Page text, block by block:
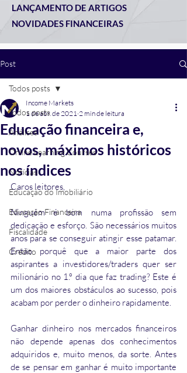
LANÇAMENTO DE ARTIGOS
NOVIDADES FINANCEIRAS
Post
Todos posts
Análises
Online Learning Courses
Notícias
Educação do Imobiliário
Educação Financeira
Fiscalidade
Crédito
Todos posts
Educação financeira e,
novos, máximos históricos
nos índices
Income Markets
1 de abr. de 2021 2 min de leitura
Caros leitores,
Ninguém é bom numa profissão sem
dedicação e esforço. São necessários muitos
anos para se conseguir atingir esse patamar.
Então porquê que a maior parte dos
aspirantes a investidores/traders quer ser
milionário no 1.º dia que faz trading? Este é
um dos maiores obstáculos ao sucesso, pois
acabam por perder o dinheiro rapidamente.
Ganhar dinheiro nos mercados financeiros
não depende apenas dos conhecimentos
adquiridos e, muito menos, da sorte. Antes
de se pensar em ganhar é muito importante